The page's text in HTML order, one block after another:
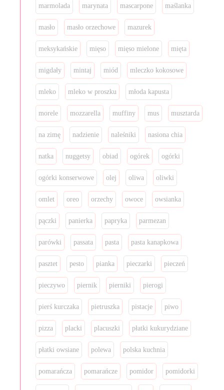
marmolada marynata mascarpone maślanka
masło masło orzechowe mazurek
meksykańskie mięso mięso mielone mięta
migdały mintaj miód mleczko kokosowe
mleko mleko w proszku młoda kapusta
morele mozzarella muffiny mus musztarda
na zimę nadzienie naleśniki nasiona chia
natka nuggetsy obiad ogórek ogórki
ogórki konserwowe olej oliwa oliwki
omlet oreo orzechy owoce owsianka
pączki panierka papryka parmezan
parówki passata pasta pasta kanapkowa
pasztet pesto pianka pieczarki pieczeń
pieczywo piernik pierniki pierogi
pierś kurczaka pietruszka pistacje piwo
pizza placki placuszki płatki kukurydziane
płatki owsiane polewa polska kuchnia
pomarańcza pomarańcze pomidor pomidorki